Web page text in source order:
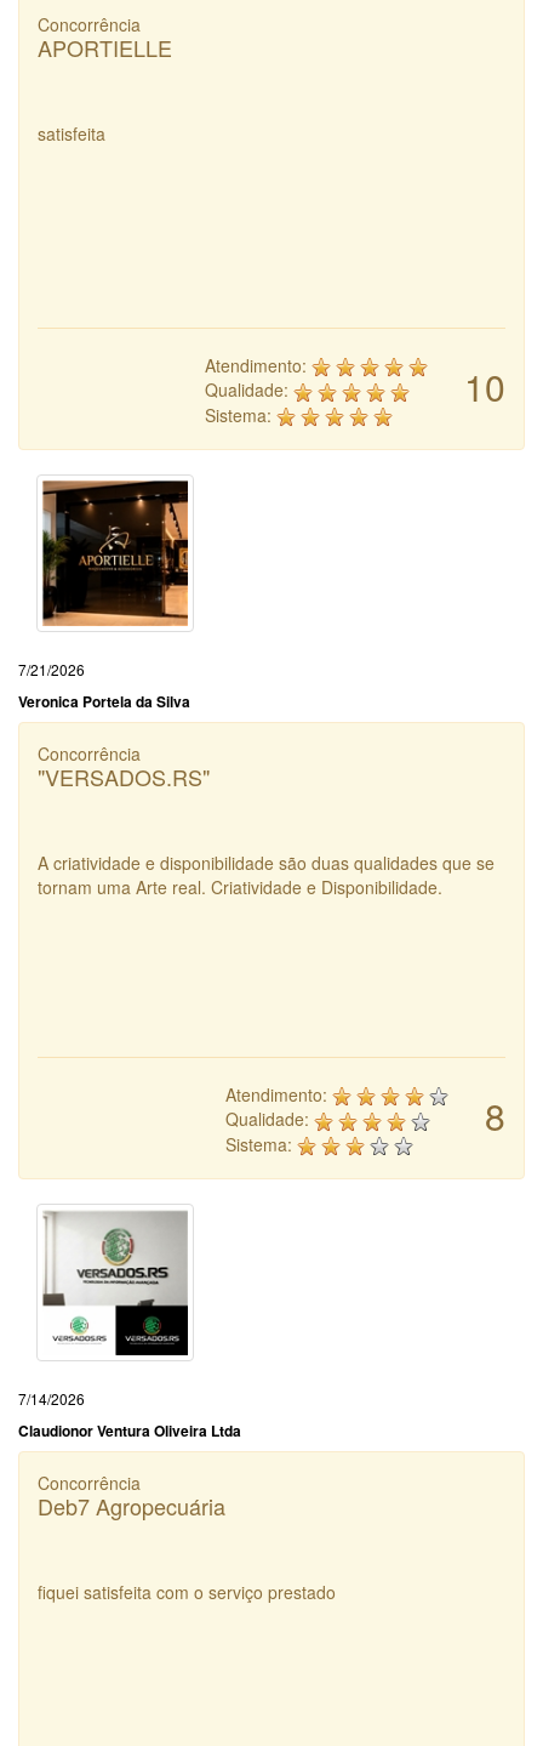
Concorrência
APORTIELLE
satisfeita
10
Atendimento:
Qualidade:
Sistema:
7/21/2026
Veronica Portela da Silva
Concorrência
"VERSADOS.RS"
A criatividade e disponibilidade são duas qualidades que se
tornam uma Arte real. Criatividade e Disponibilidade.
8
Atendimento:
Qualidade:
Sistema:
7/14/2026
Claudionor Ventura Oliveira Ltda
Concorrência
Deb7 Agropecuária
fiquei satisfeita com o serviço prestado